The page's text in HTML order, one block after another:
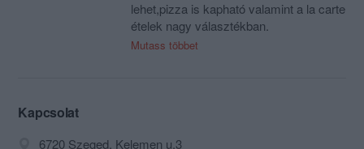
lehet,pizza is kapható valamint a la carte
ételek nagy választékban.
Házhoz szállítás is van.
Mutass többet
Kapcsolat
6720 Szeged, Kelemen u.3